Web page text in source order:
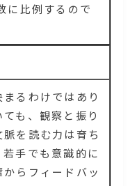
に比例するので
るわけではあり
も、観察と振り
を読む力は育ち
手でも意識的に
らフィードバッ